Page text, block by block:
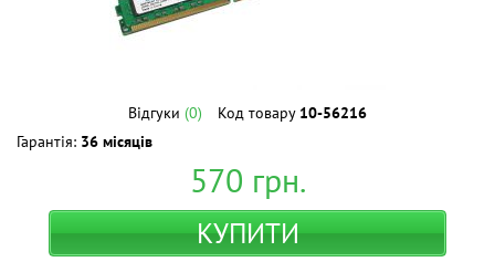
Відгуки (0) Код товару 10-56216
Гарантія: 36 місяців
570 грн.
КУПИТИ